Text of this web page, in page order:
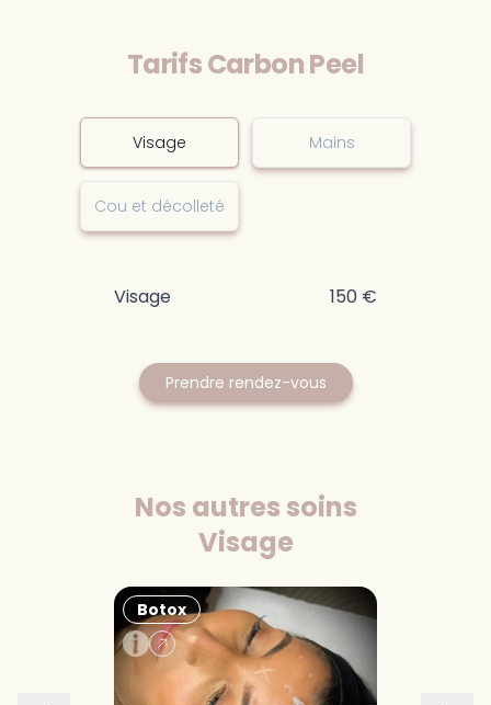
Tarifs Carbon Peel
Visage Mains
Cou et décolleté
Visage 150 €
Prendre rendez-vous
Nos autres soins
Visage
Botox